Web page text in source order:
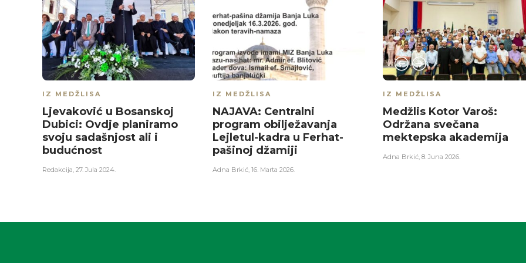
IZ MEDŽLISA
Ljevaković u Bosanskoj
Dubici: Ovdje planiramo
svoju sadašnjost ali i
budućnost
Redakcija, 27. Jula 2024.
IZ MEDŽLISA
NAJAVA: Centralni
program obilježavanja
Lejletul-kadra u Ferhat-
pašinoj džamiji
Adna Brkić, 16. Marta 2026.
IZ MEDŽLISA
Medžlis Kotor Varoš:
Održana svečana
mektepska akademija
Adna Brkić, 8. Juna 2026.